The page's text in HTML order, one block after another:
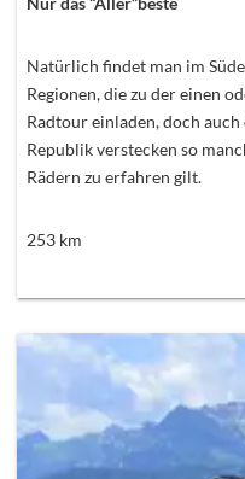
Natürlich findet man im
Regionen, die zu der einen
Radtour einladen, doch
Republik verstecken so
Rädern zu erfahren gilt.
253km